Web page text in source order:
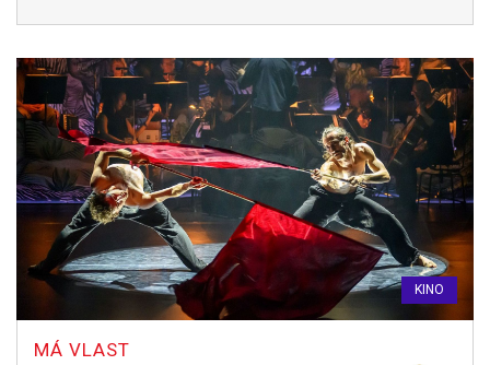
KINO
MÁ VLAST